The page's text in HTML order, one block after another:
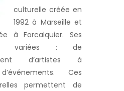
culturelle créée en
1992 à Marseille et
à Forcalquier. Ses
variées : de
d’artistes à
Ces
permettent de